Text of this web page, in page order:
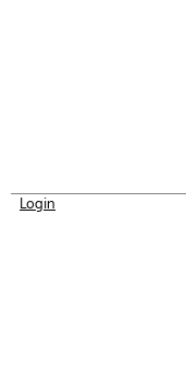
Login